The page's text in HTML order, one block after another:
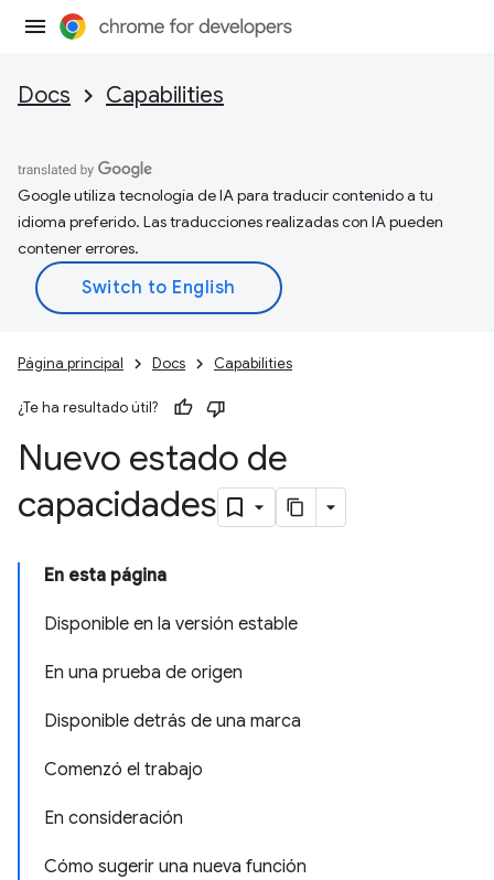
Docs Capabilities
Google utiliza tecnología de IA para traducir contenido a tu
idioma preferido. Las traducciones realizadas con IA pueden
contener errores.
Página principal Docs Capabilities
¿Te ha resultado útil?
Nuevo estado de
capacidades
En esta página
Disponible en la versión estable
En una prueba de origen
Disponible detrás de una marca
Comenzó el trabajo
En consideración
Cómo sugerir una nueva función